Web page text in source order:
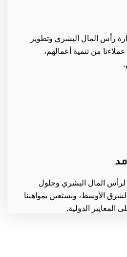
رأس المال البشري وتطوير
من تنمية أعمالهم،
لرأس المال البشري وحلول
الأوسط، ونستعين بمواهبنا
المعايير الدولية.